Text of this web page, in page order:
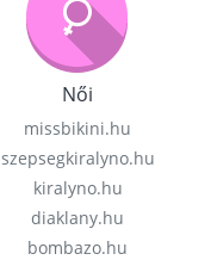
Női
missbikini.hu
szepsegkiralyno.hu
kiralyno.hu
diaklany.hu
bombazo.hu